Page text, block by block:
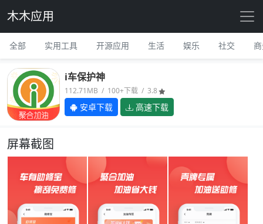
木木应用
全部 实用工具 开源应用 生活 娱乐 社交
i车保护神
112.71MB / 100+下载 / 3.8
安卓下载 高速下载
屏幕截图